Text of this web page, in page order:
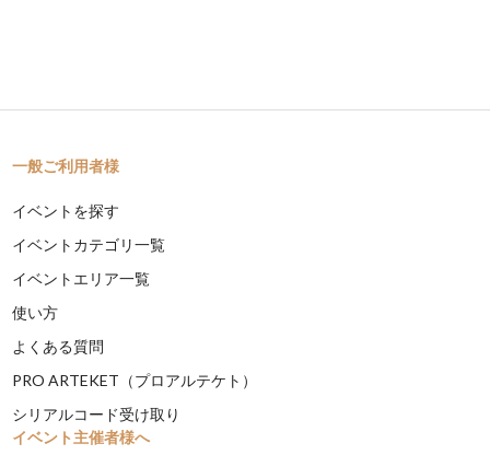
一般ご利用者様
イベントを探す
イベントカテゴリ一覧
イベントエリア一覧
使い方
よくある質問
PRO ARTEKET（プロアルテケト）
シリアルコード受け取り
イベント主催者様へ